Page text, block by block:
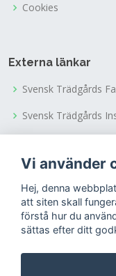
Cookies
Externa länkar
Svensk Trädgårds
Svensk Trädgårds
Tusen Trädgårdars
Tusen Trädgårdars
Vi använder
Hej, denna
att siten skall
förstå hur du
sättas efter ditt